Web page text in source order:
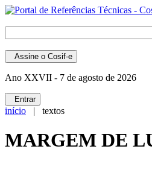
Assine o Cosif-e
Ano XXVII - 7 de agosto de 2026
Entrar
início | textos
MARGEM DE